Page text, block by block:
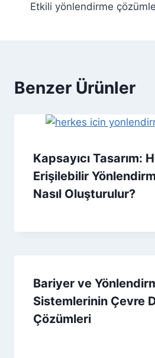
Etkili yönlendirme
Benzer Ürünler
Kapsayıcı Tasarım:
Erişilebilir
Nasıl Oluşturulur?
Bariyer ve
Sistemlerinin Çevre
Çözümleri